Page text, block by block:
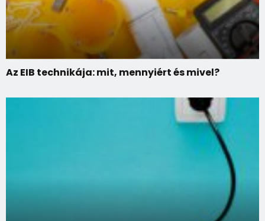
Az EIB technikája: mit, mennyiért és mivel?